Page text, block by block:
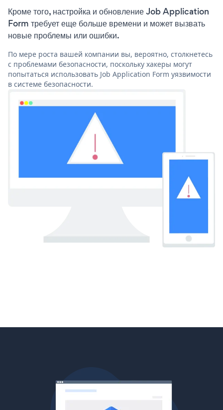
Кроме того, настройка и обновление Job Application
Form требует еще больше времени и может вызвать
новые проблемы или ошибки.
По мере роста вашей компании вы, вероятно, столкнетесь
с проблемами безопасности, поскольку хакеры могут
попытаться использовать Job Application Form уязвимости
в системе безопасности.